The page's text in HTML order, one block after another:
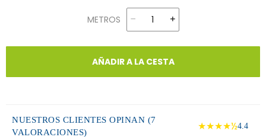
METROS
AÑADIR A LA CESTA
NUESTROS CLIENTES OPINAN (7
VALORACIONES)
★★★★½4.4